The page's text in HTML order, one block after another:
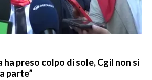
ha preso colpo di sole, Cgil non si
parte”